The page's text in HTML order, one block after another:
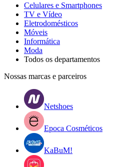
Celulares e Smartphones
TV e Vídeo
Eletrodomésticos
Móveis
Informática
Moda
Todos os departamentos
Nossas marcas e parceiros
Netshoes
Epoca Cosméticos
KaBuM!